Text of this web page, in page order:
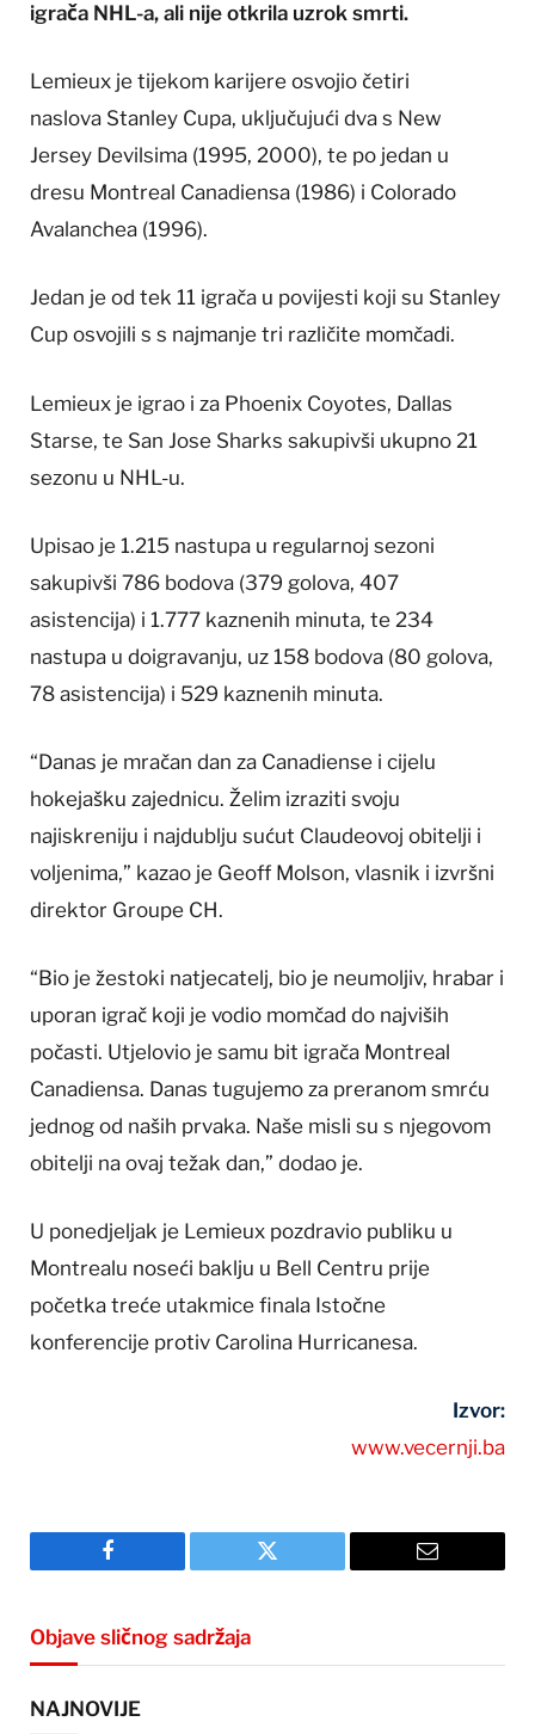
igrača NHL-a, ali nije otkrila uzrok smrti.
Lemieux je tijekom karijere osvojio četiri
naslova Stanley Cupa, uključujući dva s New
Jersey Devilsima (1995, 2000), te po jedan u
dresu Montreal Canadiensa (1986) i Colorado
Avalanchea (1996).
Jedan je od tek 11 igrača u povijesti koji su Stanley
Cup osvojili s s najmanje tri različite momčadi.
Lemieux je igrao i za Phoenix Coyotes, Dallas
Starse, te San Jose Sharks sakupivši ukupno 21
sezonu u NHL-u.
Upisao je 1.215 nastupa u regularnoj sezoni
sakupivši 786 bodova (379 golova, 407
asistencija) i 1.777 kaznenih minuta, te 234
nastupa u doigravanju, uz 158 bodova (80 golova,
78 asistencija) i 529 kaznenih minuta.
“Danas je mračan dan za Canadiense i cijelu
hokejašku zajednicu. Želim izraziti svoju
najiskreniju i najdublju sućut Claudeovoj obitelji i
voljenima,” kazao je Geoff Molson, vlasnik i izvršni
direktor Groupe CH.
“Bio je žestoki natjecatelj, bio je neumoljiv, hrabar i
uporan ⁠igrač koji je vodio momčad do najviših
počasti. ⁠Utjelovio je samu bit igrača Montreal
Canadiensa. Danas tugujemo za preranom smrću
jednog od naših prvaka. Naše misli su s njegovom
obitelji na ovaj težak dan,” dodao je.
U ponedjeljak je Lemieux pozdravio publiku u
Montrealu noseći baklju u Bell Centru prije
početka treće utakmice finala Istočne
konferencije protiv Carolina Hurricanesa.
Izvor:
www.vecernji.ba
Facebook Twitter Email
Objave sličnog sadržaja
NAJNOVIJE